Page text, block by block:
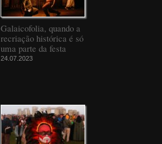
Galaicofolia, quando a
recriação histórica é só
uma parte da festa
24.07.2023